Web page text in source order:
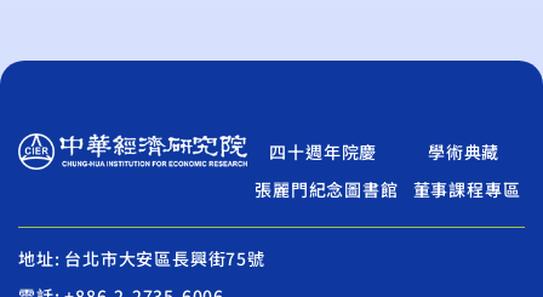
四十週年院慶
學術典藏
張麗門紀念圖書館
董事課程專區
地址: 台北市大安區長興街75號